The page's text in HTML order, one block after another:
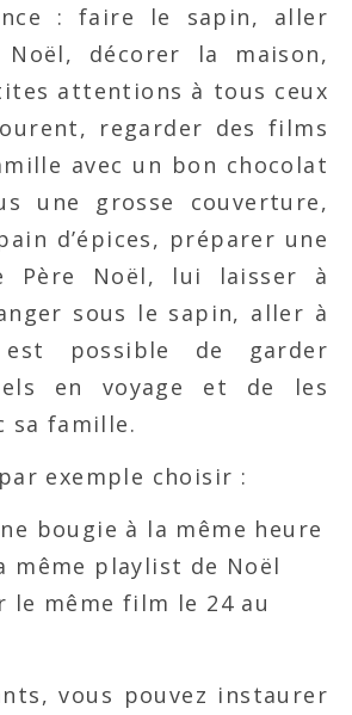
: faire le sapin, aller
décorer la maison,
attentions à tous ceux
regarder des films
avec un bon chocolat
une grosse couverture,
d’épices, préparer une
Père Noël, lui laisser à
sous le sapin, aller à
possible de garder
en voyage et de les
sa famille.
exemple choisir :
bougie à la même heure
même playlist de Noël
le même film le 24 au
vous pouvez instaurer